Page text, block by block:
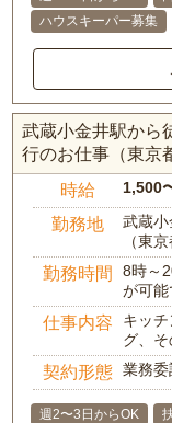
ハウスキーパー募集
武蔵小金井駅から
行のお仕事（東京
時給 1,500
勤務地
武蔵
（東
勤務時間
8時～
が可
仕事内容
キッ
グ、
契約形態 業務委
週2〜3日からOK